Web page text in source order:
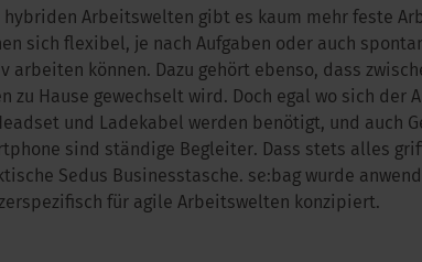
hybriden Arbeitswelten gibt es kaum mehr feste
sich ﬂexibel, je nach Aufgaben oder auch
arbeiten können. Dazu gehört ebenso, dass
zu Hause gewechselt wird. Doch egal wo sich der
und Ladekabel werden benötigt, und auch
sind ständige Begleiter. Dass stets alles
Sedus Businesstasche. se:bag wurde
für agile Arbeitswelten konzipiert.